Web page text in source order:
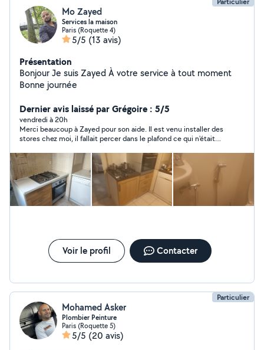
Mo Zayed
Services la maison
Paris (Roquette 4)
5/5 (13 avis)
Présentation
Bonjour Je suis Zayed À votre service à tout moment
Bonne journée
Dernier avis laissé par Grégoire : 5/5
vendredi à 20h
Merci beaucoup à Zayed pour son aide. Il est venu installer des
stores chez moi, il fallait percer dans le plafond ce qui n'était
très précis avec le souci du détail et à un super tarif par rapport
à la mission. De plus Zayed était très sympathique. Je
recommande totalement.
Voir le profil Contacter
Particulier
Mohamed Asker
Plombier Peinture
Paris (Roquette 5)
5/5 (20 avis)